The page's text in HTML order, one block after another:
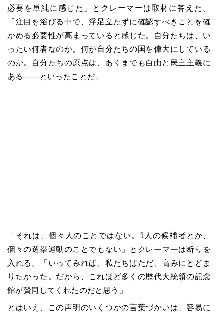
必要を単純に感じた」とクレーマーは取材に答えた。
「注目を浴びる中で、浮足立たずに確認すべきことを確
かめる必要性が高まっていると感じた。自分たちは、い
ったい何者なのか。何が自分たちの国を偉大にしている
のか。自分たちの原点は、あくまでも自由と民主主義に
ある――といったことだ」
「それは、個々人のことではない。1人の候補者とか、
個々の選挙運動のことでもない」とクレーマーは断りを
入れる。「いってみれば、私たちはただ、高みにとどま
りたかった。だから、これほど多くの歴代大統領の記念
館が賛同してくれたのだと思う」
とはいえ、この声明のいくつかの言葉づかいは、容易に